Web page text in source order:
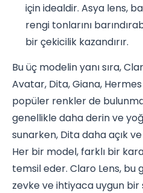
için idealdir. Asya lens,
rengi tonlarını
bir çekicilik kazandırır.
Bu üç modelin yanı sıra,
Avatar, Dita, Giana,
popüler renkler de
genellikle daha derin ve
sunarken, Dita daha açık ve
Her bir model, farklı bir
temsil eder. Claro Lens, bu
zevke ve ihtiyaca uygun bir